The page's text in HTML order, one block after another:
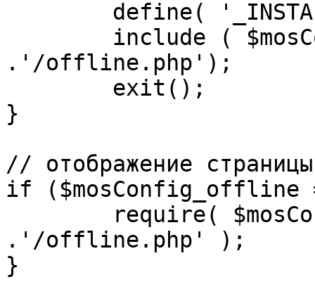
.'/offline.php');
}
// отображение
if ($mosConfig_offline
.'/offline.php' );
}